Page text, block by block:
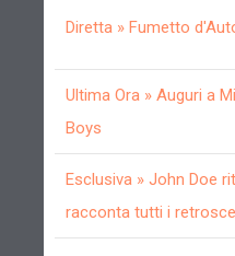
Diretta » Fumetto
Ultima Ora » Auguri a
Boys
Esclusiva » John Doe
racconta tutti i